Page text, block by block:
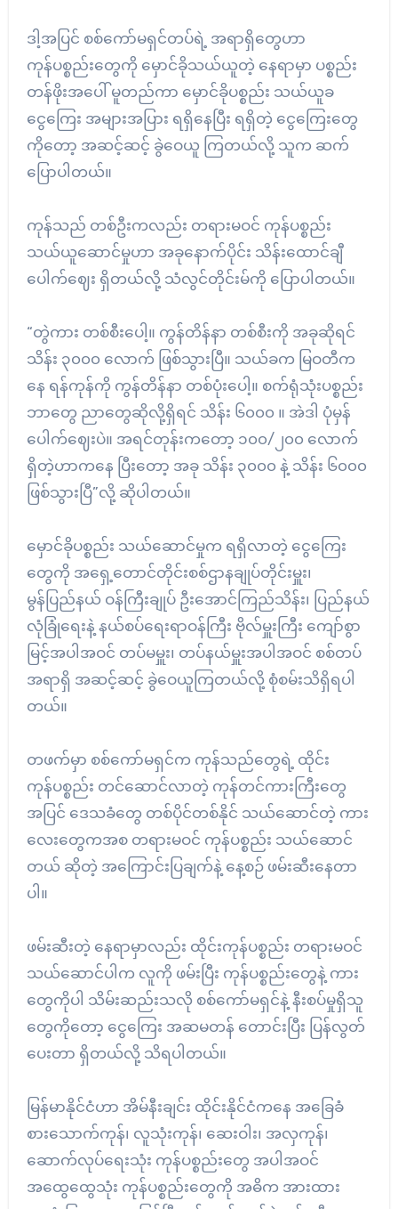
ဒါ့အပြင် စစ်ကော်မရှင်တပ်ရဲ့ အရာရှိတွေဟာ
ကုန်ပစ္စည်းတွေကို မှောင်ခိုသယ်ယူတဲ့ နေရာမှာ ပစ္စည်း
တန်ဖိုးအပေါ် မူတည်ကာ မှောင်ခိုပစ္စည်း သယ်ယူခ
ငွေကြေး အများအပြား ရရှိနေပြီး ရရှိတဲ့ ငွေကြေးတွေ
ကိုတော့ အဆင့်ဆင့် ခွဲဝေယူ ကြတယ်လို့ သူက ဆက်
ပြောပါတယ်။
ကုန်သည် တစ်ဦးကလည်း တရားမဝင် ကုန်ပစ္စည်း
သယ်ယူဆောင်မှုဟာ အခုနောက်ပိုင်း သိန်းထောင်ချီ
ပေါက်ဈေး ရှိတယ်လို့ သံလွင်တိုင်းမ်ကို ပြောပါတယ်။
“တွဲကား တစ်စီးပေါ့။ ကွန်တိန်နာ တစ်စီးကို အခုဆိုရင်
သိန်း ၃၀၀၀ လောက် ဖြစ်သွားပြီ။ သယ်ခက မြဝတီက
နေ ရန်ကုန်ကို ကွန်တိန်နာ တစ်ပုံးပေါ့။ စက်ရုံသုံးပစ္စည်း
ဘာတွေ ညာတွေဆိုလို့ရှိရင် သိန်း ၆၀၀၀ ။ အဲဒါ ပုံမှန်
ပေါက်ဈေးပဲ။ အရင်တုန်းကတော့ ၁၀၀/၂၀၀ လောက်
ရှိတဲ့ဟာကနေ ပြီးတော့ အခု သိန်း ၃၀၀၀ နဲ့ သိန်း ၆၀၀၀
ဖြစ်သွားပြီ”လို့ ဆိုပါတယ်။
မှောင်ခိုပစ္စည်း သယ်ဆောင်မှုက ရရှိလာတဲ့ ငွေကြေး
တွေကို အရှေ့တောင်တိုင်းစစ်ဌာနချုပ်တိုင်းမှူး၊
မွန်ပြည်နယ် ဝန်ကြီးချုပ် ဦးအောင်ကြည်သိန်း၊ ပြည်နယ်
လုံခြုံရေးနဲ့ နယ်စပ်ရေးရာဝန်ကြီး ဗိုလ်မှူးကြီး ကျော်စွာ
မြင့်အပါအဝင် တပ်မမှူး၊ တပ်နယ်မှူးအပါအဝင် စစ်တပ်
အရာရှိ အဆင့်ဆင့် ခွဲဝေယူကြတယ်လို့ စုံစမ်းသိရှိရပါ
တယ်။
တဖက်မှာ စစ်ကော်မရှင်က ကုန်သည်တွေရဲ့ ထိုင်း
ကုန်ပစ္စည်း တင်ဆောင်လာတဲ့ ကုန်တင်ကားကြီးတွေ
အပြင် ဒေသခံတွေ တစ်ပိုင်တစ်နိုင် သယ်ဆောင်တဲ့ ကား
လေးတွေကအစ တရားမဝင် ကုန်ပစ္စည်း သယ်ဆောင်
တယ် ဆိုတဲ့ အကြောင်းပြချက်နဲ့ နေ့စဉ် ဖမ်းဆီးနေတာ
ပါ။
ဖမ်းဆီးတဲ့ နေရာမှာလည်း ထိုင်းကုန်ပစ္စည်း တရားမဝင်
သယ်ဆောင်ပါက လူကို ဖမ်းပြီး ကုန်ပစ္စည်းတွေနဲ့ ကား
တွေကိုပါ သိမ်းဆည်းသလို စစ်ကော်မရှင်နဲ့ နီးစပ်မှုရှိသူ
တွေကိုတော့ ငွေကြေး အဆမတန် တောင်းပြီး ပြန်လွတ်
ပေးတာ ရှိတယ်လို့ သိရပါတယ်။
မြန်မာနိုင်ငံဟာ အိမ်နီးချင်း ထိုင်းနိုင်ငံကနေ အခြေခံ
စားသောက်ကုန်၊ လူသုံးကုန်၊ ဆေးဝါး၊ အလှကုန်၊
ဆောက်လုပ်ရေးသုံး ကုန်ပစ္စည်းတွေ အပါအဝင်
အထွေထွေသုံး ကုန်ပစ္စည်းတွေကို အဓိက အားထား